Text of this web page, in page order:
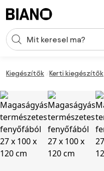
Keresési bevitel
Kiegészítők Kerti kiegészítők